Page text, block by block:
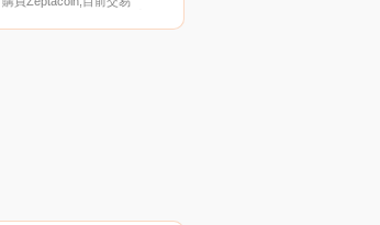
交易所是BitMart和Bittrex。您可